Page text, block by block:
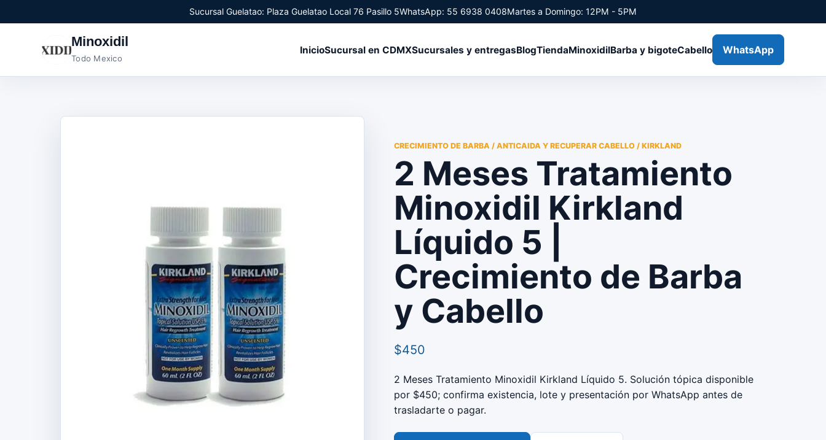
Sucursal Guelatao: Plaza Guelatao Local 76 Pasillo 5WhatsApp: 55 6938 0408Martes a Domingo: 12PM - 5PM
Minoxidil
Todo Mexico
InicioSucursal en CDMXSucursales y entregasBlogTiendaMinoxidilBarba y bigoteCabello WhatsApp
CRECIMIENTO DE BARBA / ANTICAIDA Y RECUPERAR CABELLO / KIRKLAND
2 Meses Tratamiento
Minoxidil Kirkland
Líquido 5 |
Crecimiento de Barba
y Cabello
$450
2 Meses Tratamiento Minoxidil Kirkland Líquido 5. Solución tópica disponible
por $450; confirma existencia, lote y presentación por WhatsApp antes de
trasladarte o pagar.